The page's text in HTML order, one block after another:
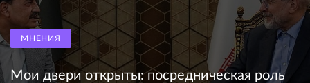
МНЕНИЯ
Мои двери открыты: посредническая роль